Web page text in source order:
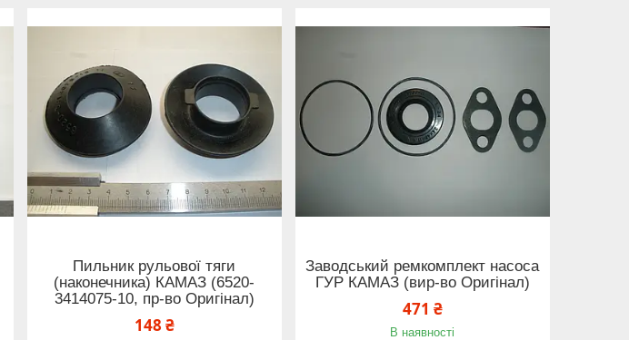
Пильник рульової тяги
(наконечника) КАМАЗ (6520-
3414075-10, пр-во Оригінал)
148 ₴
Заводський ремкомплект насоса
ГУР КАМАЗ (вир-во Оригінал)
471 ₴
В наявності